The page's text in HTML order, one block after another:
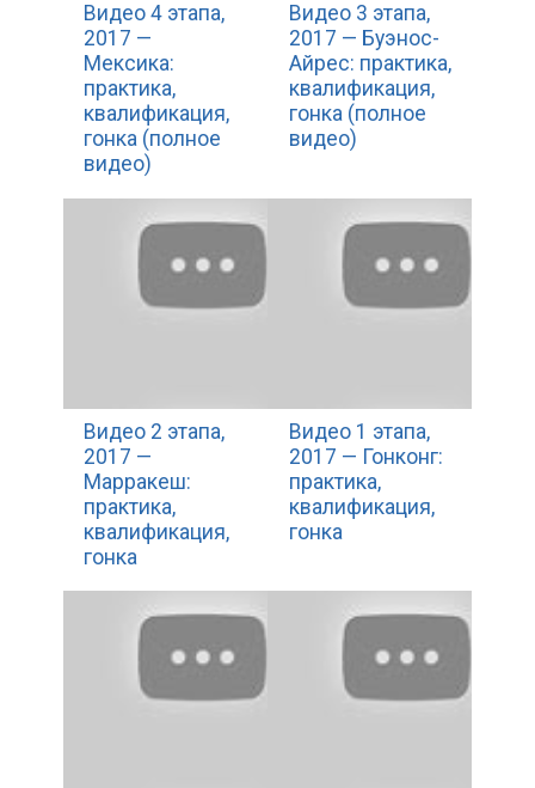
Видео 4 этапа,
2017 —
Мексика:
практика,
квалификация,
гонка (полное
видео)
Видео 3 этапа,
2017 — Буэнос-
Айрес: практика,
квалификация,
гонка (полное
видео)
Видео 2 этапа,
2017 —
Марракеш:
практика,
квалификация,
гонка
Видео 1 этапа,
2017 — Гонконг:
практика,
квалификация,
гонка